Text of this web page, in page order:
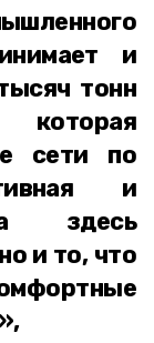
и
тонн
сети по
и
здесь
и то, что